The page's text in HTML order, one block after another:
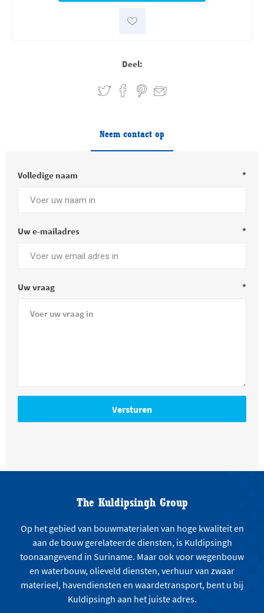
Deel:
Neem contact op
Volledige naam *
Uw e-mailadres *
Uw vraag *
The Kuldipsingh Group
Op het gebied van bouwmaterialen van hoge kwaliteit en
aan de bouw gerelateerde diensten, is Kuldipsingh
toonaangevend in Suriname. Maar ook voor wegenbouw
en waterbouw, olieveld diensten, verhuur van zwaar
materieel, havendiensten en waardetransport, bent u bij
Kuldipsingh aan het juiste adres.